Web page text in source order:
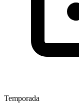
Temporada